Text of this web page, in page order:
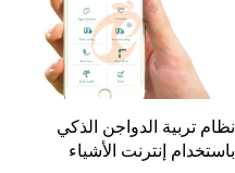
نظام تربية الدواجن الذكي
باستخدام إنترنت الأشياء